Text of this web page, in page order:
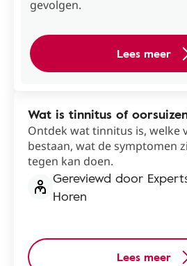
gevolgen.
Lees meer
Wat is tinnitus of
Ontdek wat tinnitus is, welke
bestaan, wat de symptomen
tegen kan doen.
Gereviewd door
Horen
Lees meer